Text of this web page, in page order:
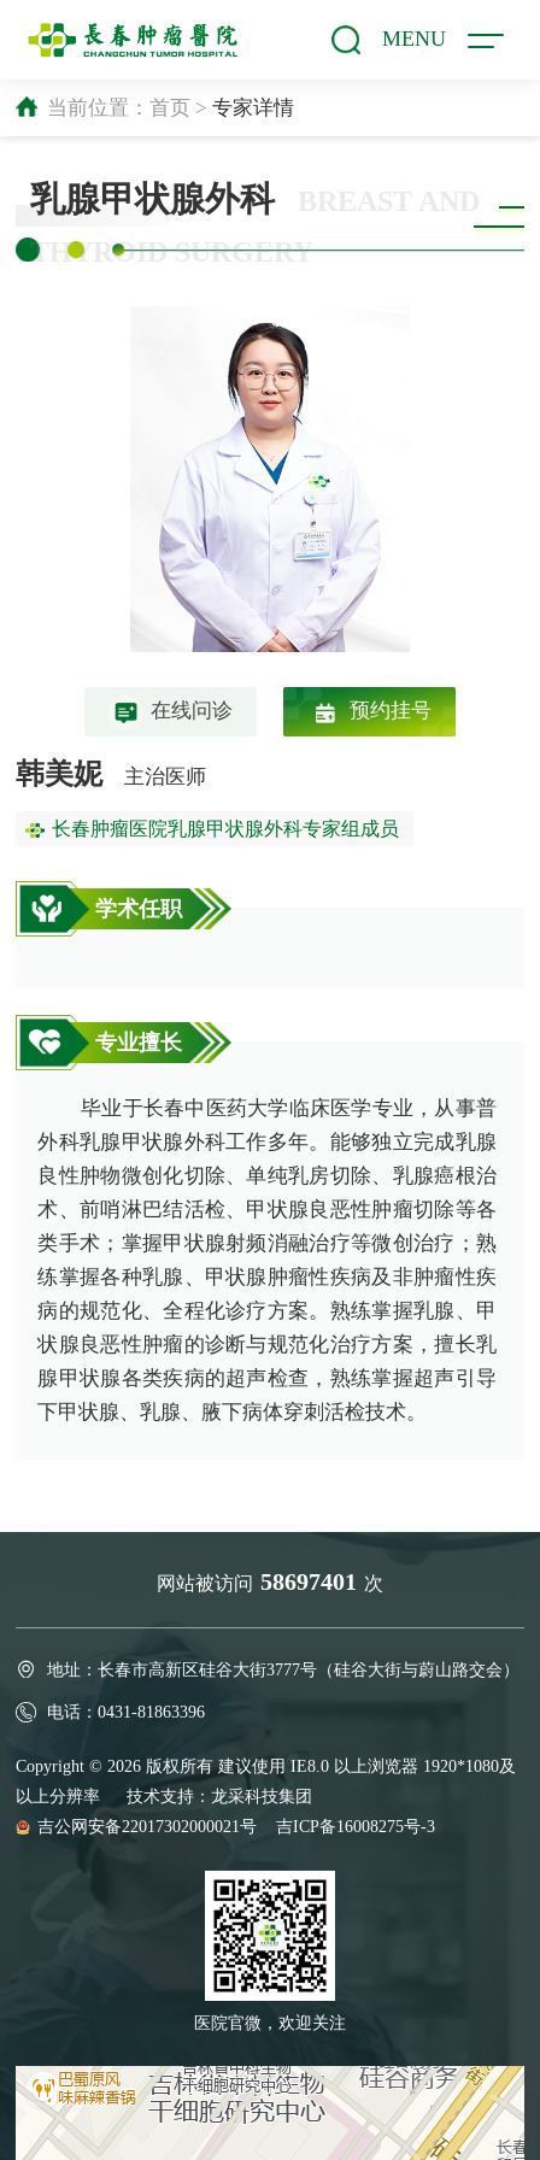
MENU
当前位置： 首页> 专家详情
乳腺甲状腺外科
THYROID SURGERY
在线问诊 预约挂号
韩美妮 主治医师
长春肿瘤医院乳腺甲状腺外科专家组成员
学术任职
专业擅长
毕业于长春中医药大学临床医学专业，从事普
外科乳腺甲状腺外科工作多年。能够独立完成乳腺
良性肿物微创化切除、单纯乳房切除、乳腺癌根治
术、前哨淋巴结活检、甲状腺良恶性肿瘤切除等各
类手术；掌握甲状腺射频消融治疗等微创治疗；熟
练掌握各种乳腺、甲状腺肿瘤性疾病及非肿瘤性疾
病的规范化、全程化诊疗方案。熟练掌握乳腺、甲
状腺良恶性肿瘤的诊断与规范化治疗方案，擅长乳
腺甲状腺各类疾病的超声检查，熟练掌握超声引导
下甲状腺、乳腺、腋下病体穿刺活检技术。
网站被访问 58697401 次
地址：长春市高新区硅谷大街3777号（硅谷大街与蔚山路交会）
电话：0431-81863396
Copyright © 2026 版权所有 建议使用 IE8.0 以上浏览器 1920*1080及
以上分辨率 技术支持：龙采科技集团
吉公网安备22017302000021号
吉ICP备16008275号-3
医院官微，欢迎关注